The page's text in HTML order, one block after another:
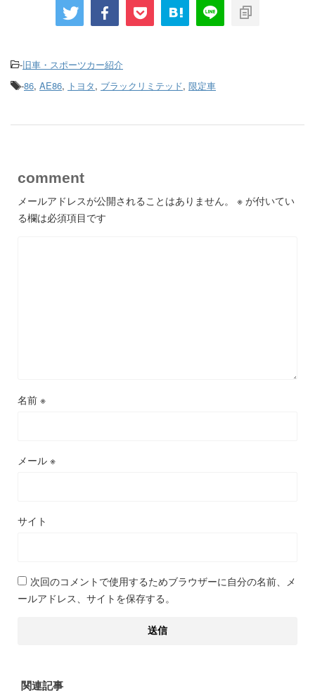
-旧車・スポーツカー紹介
-86, AE86, トヨタ, ブラックリミテッド, 限定車
comment
メールアドレスが公開されることはありません。 ※ が付いてい
る欄は必須項目です
名前 ※
メール ※
サイト
次回のコメントで使用するためブラウザーに自分の名前、メ
ールアドレス、サイトを保存する。
関連記事